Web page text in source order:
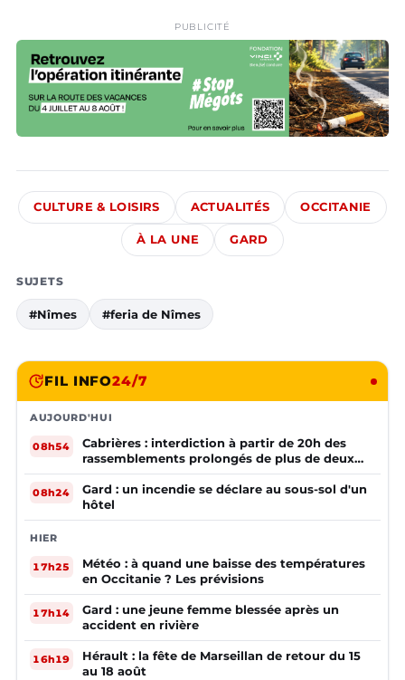
PUBLICITÉ
CULTURE & LOISIRS ACTUALITÉS OCCITANIE
À LA UNE GARD
SUJETS
#Nîmes #feria de Nîmes
FIL INFO24/7
AUJOURD'HUI
08h54
Cabrières : interdiction à partir de 20h des
rassemblements prolongés de plus de deux
mineurs non accompagnés d'un adulte
08h24
Gard : un incendie se déclare au sous-sol d'un
hôtel
HIER
17h25
Météo : à quand une baisse des températures
en Occitanie ? Les prévisions
17h14
Gard : une jeune femme blessée après un
accident en rivière
16h19
Hérault : la fête de Marseillan de retour du 15
au 18 août